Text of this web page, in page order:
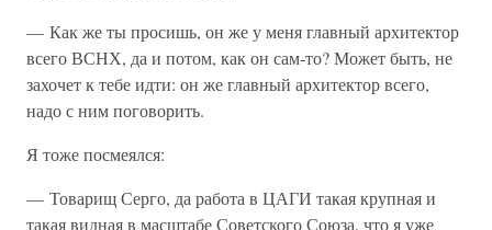
— Как же ты просишь, он же у меня главный архитектор
всего ВСНХ, да и потом, как он сам-то? Может быть, не
захочет к тебе идти: он же главный архитектор всего,
надо с ним поговорить.
Я тоже посмеялся:
— Товарищ Серго, да работа в ЦАГИ такая крупная и
такая видная в масштабе Советского Союза, что я уже